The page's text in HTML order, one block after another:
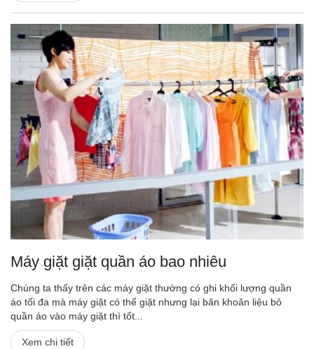
Máy giặt giặt quần áo bao nhiêu
Chúng ta thấy trên các máy giặt thường có ghi khối lượng quần
áo tối đa mà máy giặt có thể giặt nhưng lại băn khoăn liệu bỏ
quần áo vào máy giặt thì tốt...
Xem chi tiết